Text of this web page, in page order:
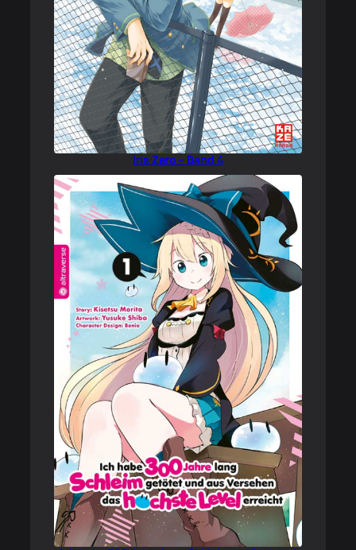
Iris Zero – Band 4